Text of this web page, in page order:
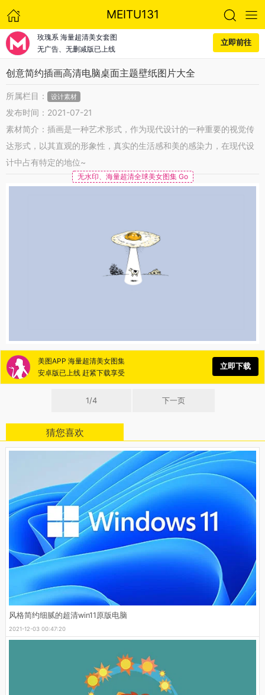
MEITU131
玫瑰系 海量超清美女套图
无广告、无删减版已上线
立即前往
创意简约插画高清电脑桌面主题壁纸图片大全
所属栏目： 设计素材
发布时间：2021-07-21
素材简介：插画是一种艺术形式，作为现代设计的一种重要的视觉传
达形式，以其直观的形象性，真实的生活感和美的感染力，在现代设
计中占有特定的地位~
无水印、海量超清全球美女图集 Go
美图APP 海量超清美女图集
安卓版已上线 赶紧下载享受
立即下载
1/4 下一页
猜您喜欢
风格简约细腻的超清win11原版电脑
2021-12-03 00:47:20